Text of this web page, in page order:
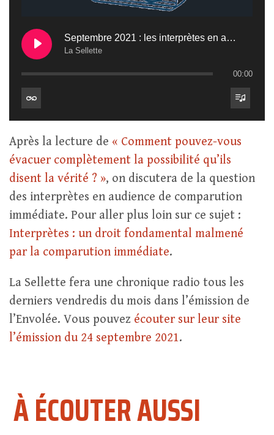
Septembre 2021 : les interprètes en audience de comparution immédiate
La Sellette
00:00
Après la lecture de « Comment pouvez-vous
évacuer complètement la possibilité qu’ils
disent la vérité ? », on discutera de la question
des interprètes en audience de comparution
immédiate. Pour aller plus loin sur ce sujet :
Interprètes : un droit fondamental malmené
par la comparution immédiate.
La Sellette fera une chronique radio tous les
derniers vendredis du mois dans l’émission de
l’Envolée. Vous pouvez écouter sur leur site
l’émission du 24 septembre 2021.
À ÉCOUTER AUSSI